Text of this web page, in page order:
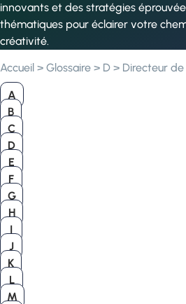
innovants et des stratégies
thématiques pour éclairer votre
créativité.
Accueil > Glossaire > D > Directeur
A
B
C
D
E
F
G
H
I
J
K
L
M